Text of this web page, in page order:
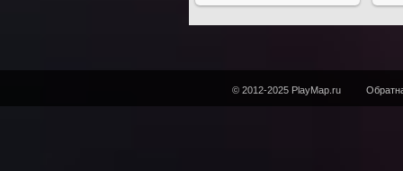
© 2012-2025 PlayMap.ru